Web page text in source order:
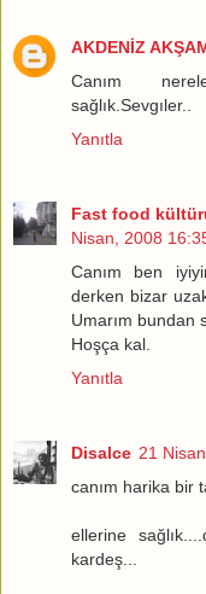
AKDENİZ
Canım
sağlık.Sevgıler..
Yanıtla
Fast food
Nisan, 2008
Canım ben
derken bizar
Umarım bundan
Hoşça kal.
Yanıtla
Disalce 21
canım harika bir
ellerine
kardeş...